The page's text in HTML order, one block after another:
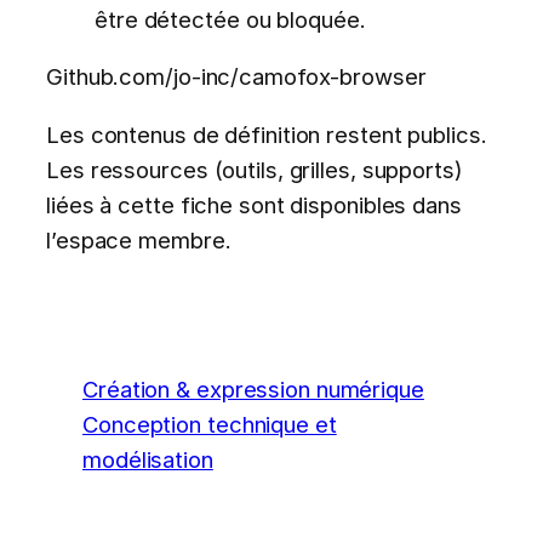
être détectée ou bloquée.
Github.com/jo-inc/camofox-browser
Les contenus de définition restent publics.
Les ressources (outils, grilles, supports)
liées à cette fiche sont disponibles dans
l’espace membre.
Création & expression numérique
Conception technique et
modélisation